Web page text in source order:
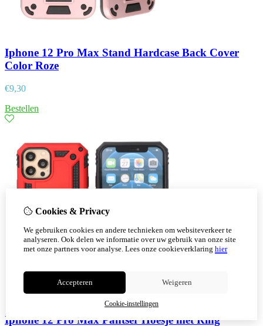
Iphone 12 Pro Max Stand Hardcase Back Cover
Color Roze
€9,30
Bestellen
Iphone 12 Pro Max Pantser Hoesje met Ring
Cookies & Privacy
We gebruiken cookies en andere technieken om websiteverkeer te
analyseren. Ook delen we informatie over uw gebruik van onze site
met onze partners voor analyse. Lees onze cookieverklaring hier
Accepteren Weigeren
Cookie-instellingen